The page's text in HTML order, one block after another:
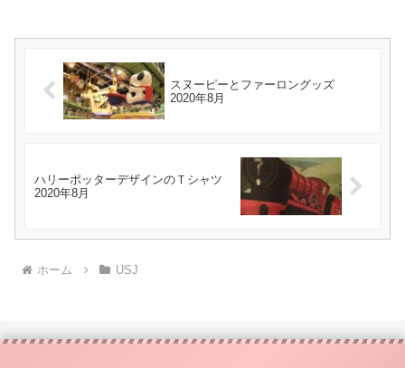
スヌーピーとファーロングッズ
2020年8月
ハリーポッターデザインのＴシャツ
2020年8月
ホーム USJ